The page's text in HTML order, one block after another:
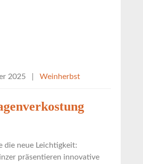
2025 Weinherbst
die neue Leichtigkeit:
präsentieren innovative